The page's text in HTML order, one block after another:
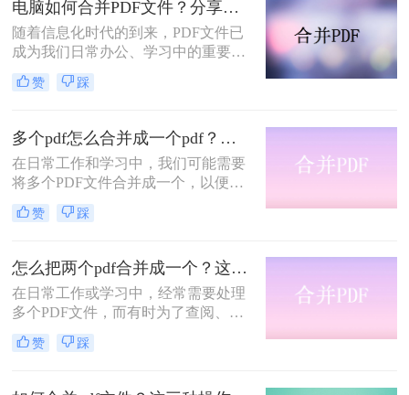
帮助您轻松应对这一需求。
电脑如何合并PDF文件？分享常用的三种操作方法！
随着信息化时代的到来，PDF文件已
成为我们日常办公、学习中的重要资
料格式。然而，当需要处理多个PDF
文件时，合并它们成为一个单一的文
合并pdf文件呢？下面，本文将为大家
详细介绍几种常见的合并PDF文件的
方法。
赞 踩
多个pdf怎么合并成一个pdf？分享合并pdf的三个方法！
在日常工作和学习中，我们可能需要
将多个PDF文件合并成一个，以便于
查阅、分享或存档。合并PDF文件的
过程相对简单，有多种方法可以实
呢？本文将介绍几种常用的方法，帮
助你轻松将多个PDF合并成一个。
赞 踩
怎么把两个pdf合并成一个？这四种方法帮你轻松搞定！
在日常工作或学习中，经常需要处理
多个PDF文件，而有时为了查阅、分
享或存档的方便，我们可能希望将这
些PDF文件合并成一个。那么怎么把
绍几种简单而实用的方法，帮助你轻
赞 踩